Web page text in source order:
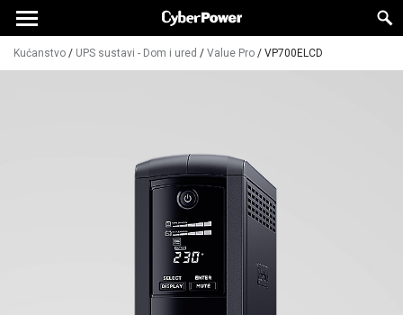
Kućanstvo / UPS sustavi - Dom i ured / Value Pro / VP700ELCD